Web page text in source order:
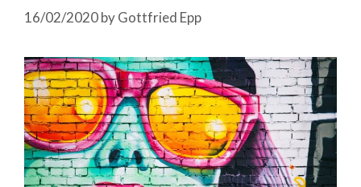
16/02/2020byGottfried Epp